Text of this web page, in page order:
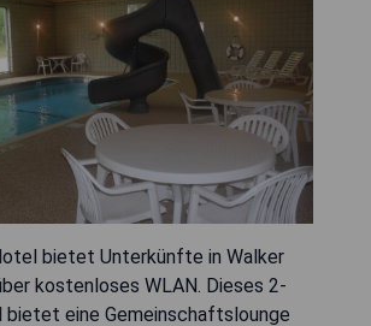
bietet Unterkünfte in Walker
kostenloses WLAN. Dieses 2-
eine Gemeinschaftslounge